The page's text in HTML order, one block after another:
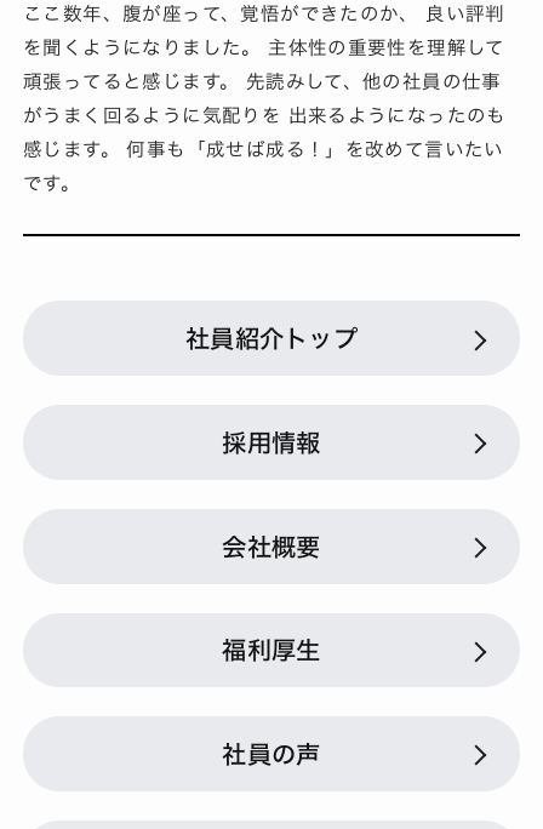
ここ数年、腹が座って、覚悟ができたのか、 良い評判
を聞くようになりました。 主体性の重要性を理解して
頑張ってると感じます。 先読みして、他の社員の仕事
がうまく回るように気配りを 出来るようになったのも
感じます。 何事も「成せば成る！」を改めて言いたい
です。
社員紹介トップ
採用情報
会社概要
福利厚生
社員の声